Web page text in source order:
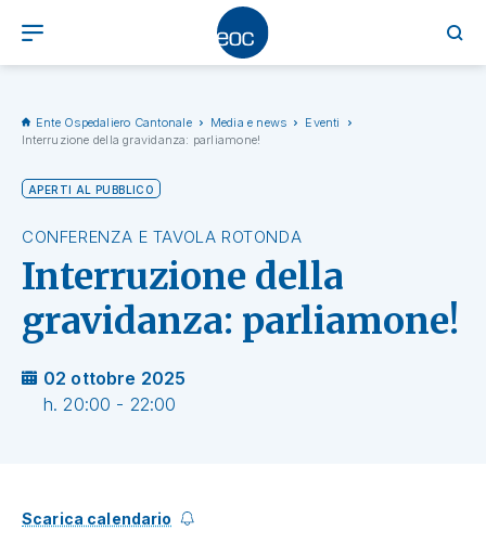
Ente Ospedaliero Cantonale Media e news
Eventi
Interruzione della gravidanza: parliamone!
APERTI AL PUBBLICO
CONFERENZA E TAVOLA ROTONDA
Interruzione della
gravidanza: parliamone!
02 ottobre 2025
h. 20:00 - 22:00
Scarica calendario